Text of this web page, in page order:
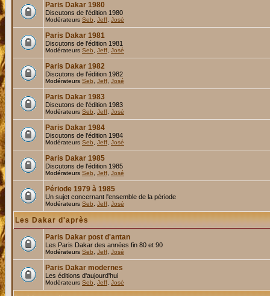
Paris Dakar 1980
Discutons de l'édition 1980
Modérateurs Seb Jeff José
Paris Dakar 1981
Discutons de l'édition 1981
Modérateurs Seb Jeff José
Paris Dakar 1982
Discutons de l'édition 1982
Modérateurs Seb Jeff José
Paris Dakar 1983
Discutons de l'édition 1983
Modérateurs Seb Jeff José
Paris Dakar 1984
Discutons de l'édition 1984
Modérateurs Seb Jeff José
Paris Dakar 1985
Discutons de l'édition 1985
Modérateurs Seb Jeff José
Période 1979 à 1985
Un sujet concernant l'ensemble de la période
Modérateurs Seb Jeff José
Les Dakar d'après
Paris Dakar post d'antan
Les Paris Dakar des années fin 80 et 90
Modérateurs Seb Jeff José
Paris Dakar modernes
Les éditions d'aujourd'hui
Modérateurs Seb Jeff José